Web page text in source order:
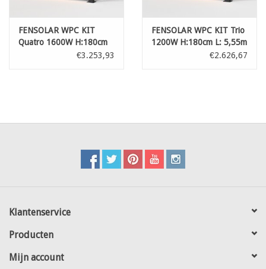
FENSOLAR WPC KIT
Quatro 1600W H:180cm
€3.253,93
FENSOLAR WPC KIT Trio
1200W H:180cm L: 5,55m
€2.626,67
Klantenservice
Producten
Mijn account